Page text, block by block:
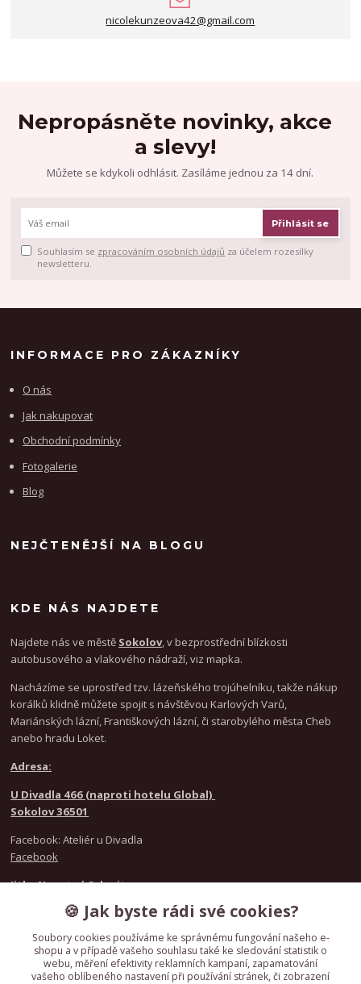
nicolekunzeova42@gmail.com
Nepropásněte novinky, akce
a slevy!
Můžete se kdykoli odhlásit. Zasíláme jednou za 14 dní.
Přihlásit se
Souhlasím se zpracováním osobních údajů za účelem rozesílky
newsletteru.
INFORMACE PRO ZÁKAZNÍKY
O nás
Jak nakupovat
Obchodní podmínky
Fotogalerie
Blog
NEJČTENĚJŠÍ NA BLOGU
KDE NÁS NAJDETE
Najdete nás ve městě Sokolov, v bezprostřední blízkosti
autobusového a vlakového nádraží, viz mapka.
Nacházíme se uprostřed tzv. lázeňského trojúhelníku, takže nákup
korálků klidně můžete spojit s návštěvou Karlových Varů,
Mariánských lázní, Františkových lázní, či starobylého města Cheb
anebo hradu Loket.
Adresa:
U Divadla 466 (naproti hotelu Global)
Sokolov 36501
Facebook: Ateliér u Divadla
Facebook
Jitka Novotná Schmitz
+420 777 021 916
Nicole Kunzeová
+420 720 986 846
61783358
🍪 Jak byste rádi své cookies?
Soubory cookies používáme ke správnému fungování našeho e-
shopu a v případě vašeho souhlasu také ke sledování statistik o
webu, měření efektivity reklamních kampaní, zapamatování
vašeho oblíbeného nastavení při používání stránek, či zobrazení